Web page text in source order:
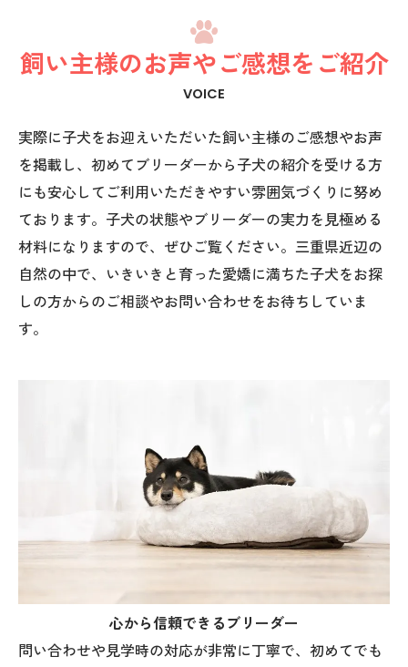
飼い主様のお声やご感想をご紹介
VOICE
実際に子犬をお迎えいただいた飼い主様のご感想やお声
を掲載し、初めてブリーダーから子犬の紹介を受ける方
にも安心してご利用いただきやすい雰囲気づくりに努め
ております。子犬の状態やブリーダーの実力を見極める
材料になりますので、ぜひご覧ください。三重県近辺の
自然の中で、いきいきと育った愛嬌に満ちた子犬をお探
しの方からのご相談やお問い合わせをお待ちしていま
す。
心から信頼できるブリーダー
問い合わせや見学時の対応が非常に丁寧で、初めてでも